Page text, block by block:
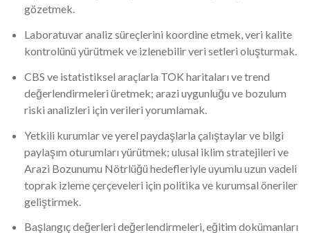
gözetmek.
Laboratuvar analiz süreçlerini koordine etmek, veri kalite
kontrolünü yürütmek ve izlenebilir veri setleri oluşturmak.
CBS ve istatistiksel araçlarla TOK haritaları ve trend
değerlendirmeleri üretmek; arazi uygunluğu ve bozulum
riski analizleri için verileri yorumlamak.
Yetkili kurumlar ve yerel paydaşlarla çalıştaylar ve bilgi
paylaşım oturumları yürütmek; ulusal iklim stratejileri ve
Arazi Bozunumu Nötrlüğü hedefleriyle uyumlu uzun vadeli
toprak izleme çerçeveleri için politika ve kurumsal öneriler
geliştirmek.
Başlangıç değerleri değerlendirmeleri, eğitim dokümanları